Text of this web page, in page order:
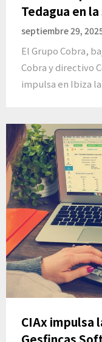
Tedagua en
septiembre 29,
El Grupo Cobra,
Cobra y directivo
impulsa en Ibiza
CIAx impulsa
Gesfincas